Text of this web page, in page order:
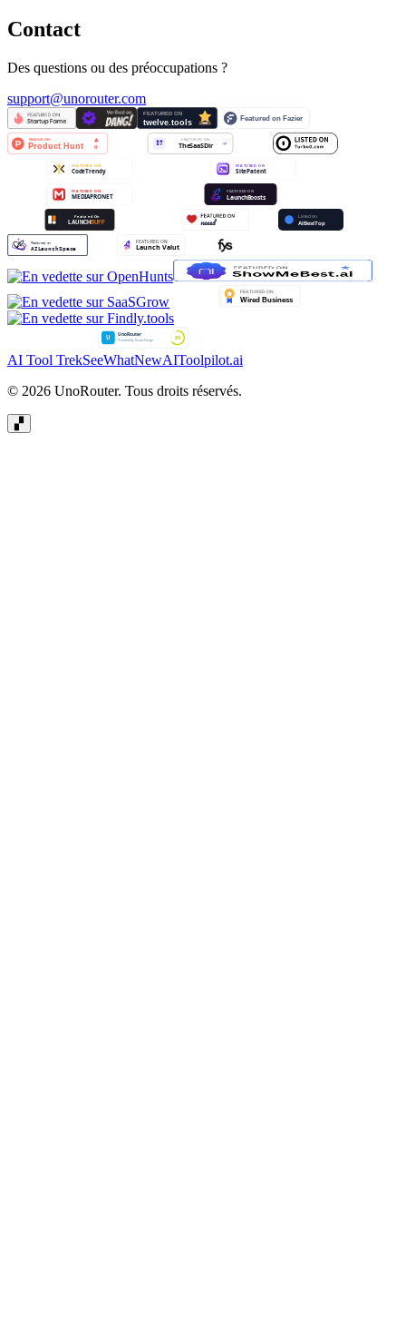
Contact
Des questions ou des préoccupations ?
support@unorouter.com
AI Tool TrekSeeWhatNewAIToolpilot.ai
© 2026 UnoRouter. Tous droits réservés.
▞